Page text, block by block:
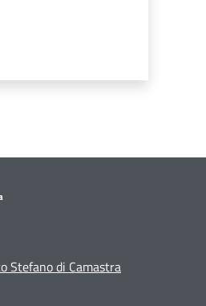
Stefano di Camastra